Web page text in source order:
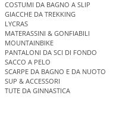
COSTUMI DA BAGNO A SLIP
GIACCHE DA TREKKING
LYCRAS
MATERASSINI & GONFIABILI
MOUNTAINBIKE
PANTALONI DA SCI DI FONDO
SACCO A PELO
SCARPE DA BAGNO E DA NUOTO
SUP & ACCESSORI
TUTE DA GINNASTICA